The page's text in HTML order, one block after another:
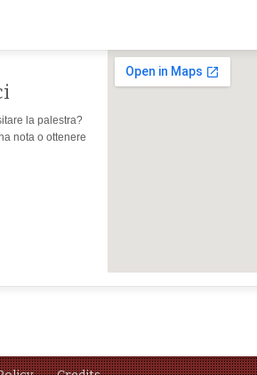
la palestra?
nota o ottenere